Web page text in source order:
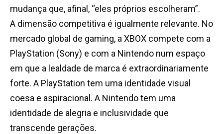
mudança que, afinal, “eles próprios escolheram”.
A dimensão competitiva é igualmente relevante. No
mercado global de gaming, a XBOX compete com a
PlayStation (Sony) e com a Nintendo num espaço
em que a lealdade de marca é extraordinariamente
forte. A PlayStation tem uma identidade visual
coesa e aspiracional. A Nintendo tem uma
identidade de alegria e inclusividade que
transcende gerações.